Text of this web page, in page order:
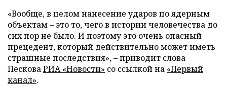
«Вообще, в целом нанесение ударов по ядерным
объектам – это то, чего в истории человечества до
сих пор не было. И поэтому это очень опасный
прецедент, который действительно может иметь
страшные последствия», – приводит слова
ПесковаРИА «Новости» со ссылкой на «Первый
канал».